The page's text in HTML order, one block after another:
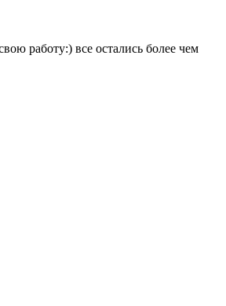
работу:) все остались более чем